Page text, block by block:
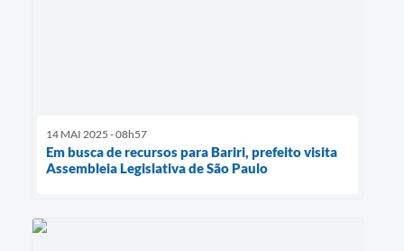
14 MAI 2025 - 08h57
Em busca de recursos para Bariri, prefeito visita
Assembleia Legislativa de São Paulo